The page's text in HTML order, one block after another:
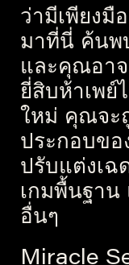
ว่ามีเพียงมื
มาที่นี่ ค้นพ
และคุณอา
ยี่สิบห้าเพย์
ใหม่ คุณจะ
ประกอบขอ
ปรับแต่งเฉ
เกมพื้นฐาน
อื่นๆ
Miracle